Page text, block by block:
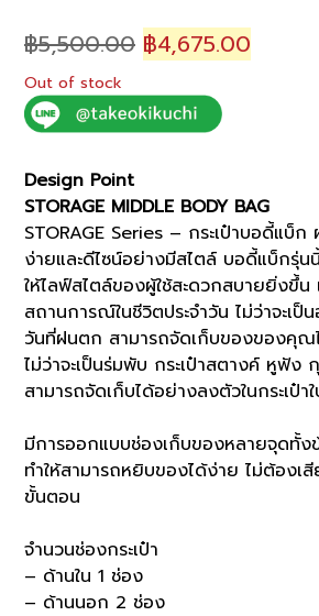
฿5,500.00 Original
was:
฿5,500.00.
฿4,675.00
Out of stock
Design Point
STORAGE MIDDLE BODY BAG
STORAGE Series – กระเป๋าบอดี้แบ็ก
ง่ายและดีไซน์อย่างมีสไตล์ บอดี้แบ็กรุ่
ให้ไลฟ์สไตล์ของผู้ใช้สะดวกสบายยิ่งขึ้น
สถานการณ์ในชีวิตประจำวัน ไม่ว่าจะเป็
วันที่ฝนตก สามารถจัดเก็บของของคุณ
ไม่ว่าจะเป็นร่มพับ กระเป๋าสตางค์ หูฟั
สามารถจัดเก็บได้อย่างลงตัวในกระเป๋า
มีการออกแบบช่องเก็บของหลายจุดทั้ง
ทำให้สามารถหยิบของได้ง่าย ไม่ต้องเ
ขั้นตอน
จำนวนช่องกระเป๋า
– ด้านใน 1 ช่อง
– ด้านนอก 2 ช่อง